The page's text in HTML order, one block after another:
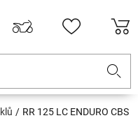
RR 125 LC ENDURO CBS